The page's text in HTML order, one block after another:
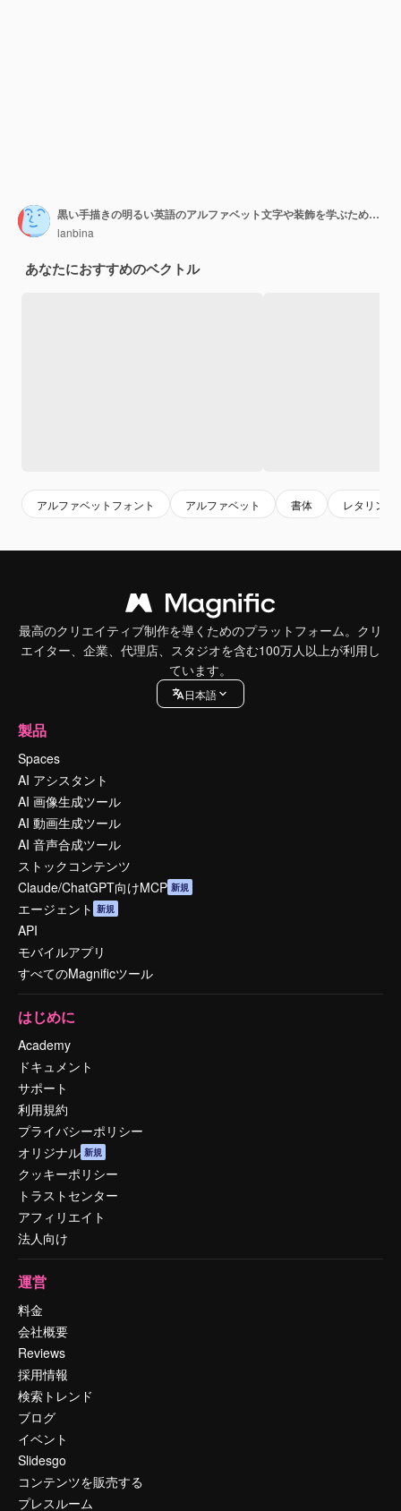
黒い手描きの明るい英語のアルファベット文字や装飾を学ぶための創造的な子供のフォント
lanbina
あなたにおすすめのベクトル
アルファベットフォント アルファベット 書体 レタリング
最高のクリエイティブ制作を導くためのプラットフォーム。クリ
エイター、企業、代理店、スタジオを含む100万人以上が利用し
ています。
日本語
製品
Spaces
AI アシスタント
AI 画像生成ツール
AI 動画生成ツール
AI 音声合成ツール
ストックコンテンツ
Claude/ChatGPT向けMCP 新規
エージェント 新規
API
モバイルアプリ
すべてのMagnificツール
はじめに
Academy
ドキュメント
サポート
利用規約
プライバシーポリシー
オリジナル 新規
クッキーポリシー
トラストセンター
アフィリエイト
法人向け
運営
料金
会社概要
Reviews
採用情報
検索トレンド
ブログ
イベント
Slidesgo
コンテンツを販売する
プレスルーム